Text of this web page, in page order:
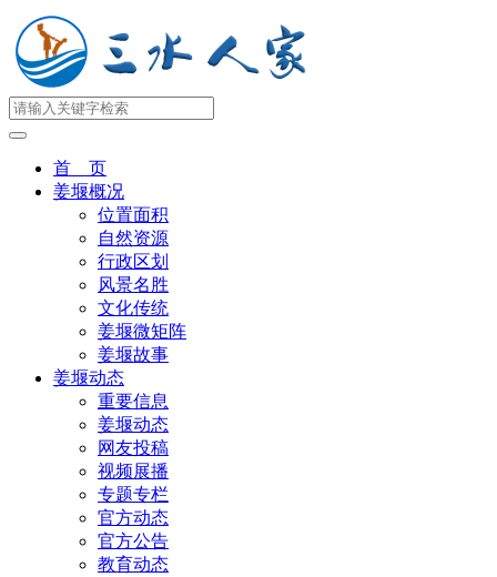
首 页
姜堰概况
位置面积
自然资源
行政区划
风景名胜
文化传统
姜堰微矩阵
姜堰故事
姜堰动态
重要信息
姜堰动态
网友投稿
视频展播
专题专栏
官方动态
官方公告
教育动态